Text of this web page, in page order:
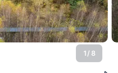
1/ 8